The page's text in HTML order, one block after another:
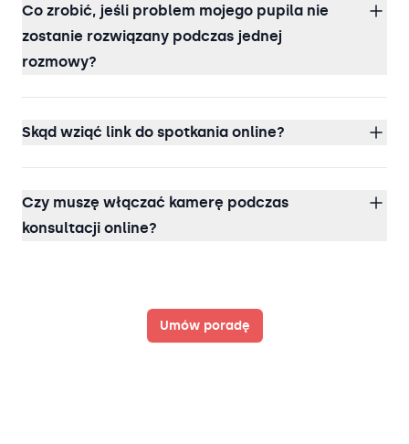
Co zrobić, jeśli problem mojego pupila nie
zostanie rozwiązany podczas jednej
rozmowy?
Skąd wziąć link do spotkania online?
Czy muszę włączać kamerę podczas
konsultacji online?
Umów poradę